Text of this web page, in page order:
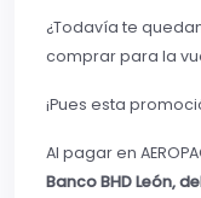
¿Todavía te
comprar para la
¡Pues esta
Al pagar en
BancoBHD León,